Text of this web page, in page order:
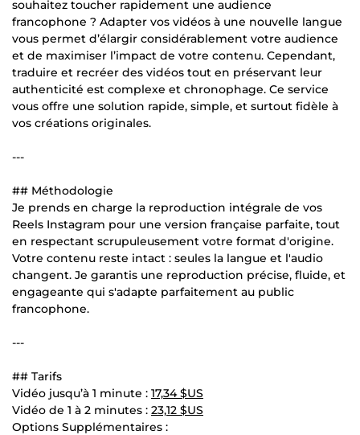
souhaitez toucher rapidement une audience
francophone ? Adapter vos vidéos à une nouvelle langue
vous permet d’élargir considérablement votre audience
et de maximiser l’impact de votre contenu. Cependant,
traduire et recréer des vidéos tout en préservant leur
authenticité est complexe et chronophage. Ce service
vous offre une solution rapide, simple, et surtout fidèle à
vos créations originales.
---
## Méthodologie
Je prends en charge la reproduction intégrale de vos
Reels Instagram pour une version française parfaite, tout
en respectant scrupuleusement votre format d'origine.
Votre contenu reste intact : seules la langue et l'audio
changent. Je garantis une reproduction précise, fluide, et
engageante qui s'adapte parfaitement au public
francophone.
---
## Tarifs
Vidéo jusqu’à 1 minute : 17,34 $US
Vidéo de 1 à 2 minutes : 23,12 $US
Options Supplémentaires :